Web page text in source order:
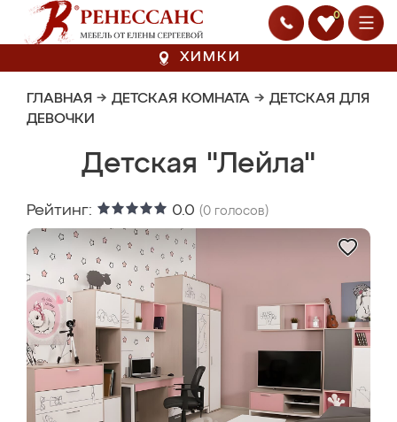
0
ХИМКИ
ГЛАВНАЯ → ДЕТСКАЯ КОМНАТА → ДЕТСКАЯ ДЛЯ
ДЕВОЧКИ
Детская "Лейла"
Рейтинг: 0.0 (0 голосов)